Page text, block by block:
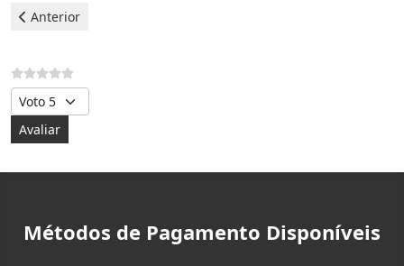
Artigo anterior: Bosch Placa de indução - erro E1
Anterior
Avalie, por favor
Métodos de Pagamento Disponíveis